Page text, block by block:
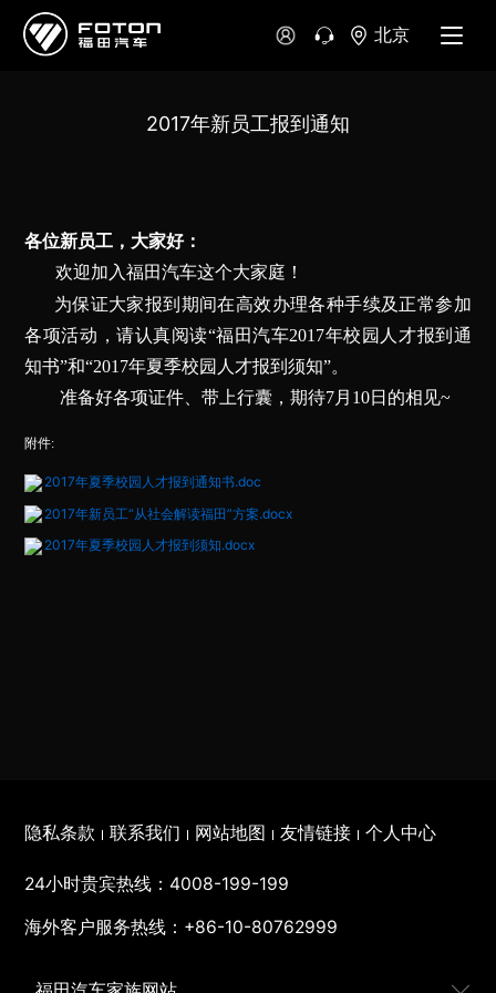
北京
哥伦比亚 哥斯达黎加 秘鲁
危地马拉
澳大利亚 新西兰
2017年新员工报到通知
各位新员工，大家好：
欢迎加入福田汽车这个大家庭！
为保证大家报到期间在高效办理各种手续及正常参加
各项活动，请认真阅读“福田汽车2017年校园人才报到通
知书”和“2017年夏季校园人才报到须知”。
准备好各项证件、带上行囊，期待7月10日的相见~
附件:
2017年夏季校园人才报到通知书.doc
2017年新员工“从社会解读福田”方案.docx
2017年夏季校园人才报到须知.docx
隐私条款 联系我们 网站地图 友情链接 个人中心
24小时贵宾热线： 4008-199-199
海外客户服务热线： +86-10-80762999